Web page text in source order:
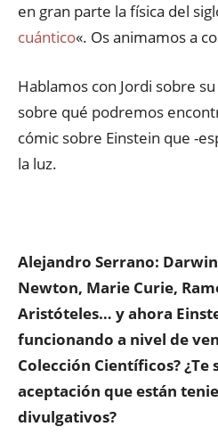
en gran parte la física del
cuántico«. Os animamos a
Hablamos con Jordi sobre
sobre qué podremos
cómic sobre Einstein que -
la luz.
Alejandro Serrano:
Newton, Marie Curie,
Aristóteles… y ahora
funcionando a nivel de
Colección Científicos? ¿Te
aceptación que están
divulgativos?